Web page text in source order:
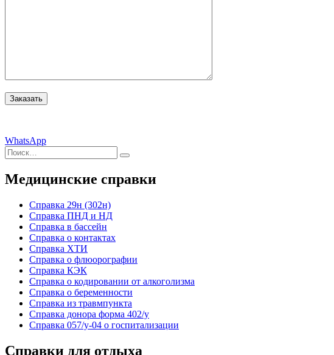
WhatsApp
Искать:
Поиск
Медицинские справки
Cправка 29н (302н)
Справка ПНД и НД
Справка в бассейн
Справка о контактах
Справка ХТИ
Справка о флюорографии
Справка КЭК
Справка о кодировании от алкоголизма
Справка о беременности
Справка из травмпункта
Справка донора форма 402/у
Справка 057/у-04 о госпитализации
Справки для отдыха